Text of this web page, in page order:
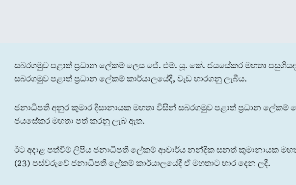
සබරගමුව පළාත් ප්‍රධාන ලේකම් ලෙස ජේ. එම්. යූ. කේ. ජයසේකර මහතා
සබරගමුව පළාත් ප්‍රධාන ලේකම් කාර්යාලයේදී, වැඩ භාරගනු ලැබීය.
ජනාධිපති අනුර කුමාර දිසානායක මහතා විසින් සබරගමුව පළාත් ප්‍රධාන ලේකම්
ජයසේකර මහතා පත් කරනු ලැබ ඇත.
ඊට අදාළ පත්වීම් ලිපිය ජනාධිපති ලේකම් ආචාර්ය නන්දික සනත් කුමානායක
(23) පස්වරුවේ ජනාධිපති ලේකම් කාර්යාලයේදී ඒ මහතාට භාර දෙන ලදී.